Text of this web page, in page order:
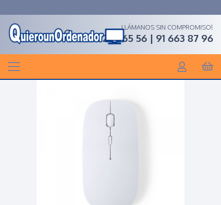
LLÁMANOS SIN COMPROMISO!
91 268 65 56 | 91 663 87 96